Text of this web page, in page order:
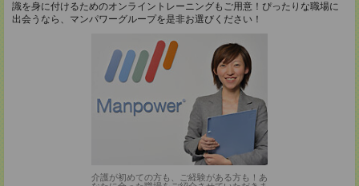
識を身に付けるためのオンライントレーニングもご用意！ぴったりな職場に
出会うなら、マンパワーグループを是非お選びください！
介護が初めての方も、ご経験がある方も！あ